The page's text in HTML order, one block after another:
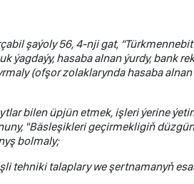
şaýoly 56, 4-nji gat,
ýagdaýy, hasaba alnan ýurdy, bank
(ofşor zolaklarynda hasaba
bilen üpjün etmek, işleri ýerine
"Bäsleşikleri geçirmekligiň
bolmaly;
tehniki talaplary we şertnamanyň